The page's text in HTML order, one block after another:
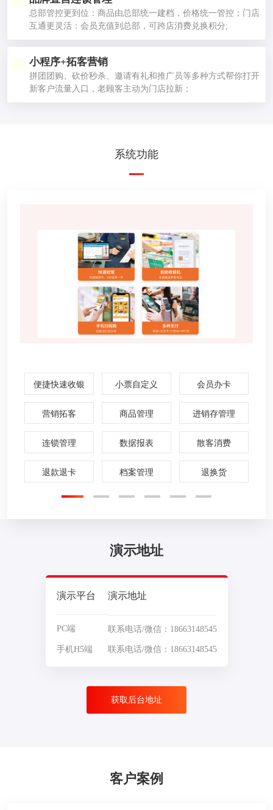
总部管控更到位：商品由总部统一建档，价格统一管控；门店
互通更灵活：会员充值到总部，可跨店消费兑换积分;
小程序+拓客营销
拼团团购、砍价秒杀、邀请有礼和推广员等多种方式帮你打开
新客户流量入口，老顾客主动为门店拉新；
系统功能
便捷快速收银 小票自定义 会员办卡
营销拓客 商品管理 进销存管理
连锁管理 数据报表 散客消费
退款退卡 档案管理 退换货
演示地址
演示平台 演示地址
PC端 联系电话/微信：18663148545
手机H5端 联系电话/微信：18663148545
获取后台地址
客户案例